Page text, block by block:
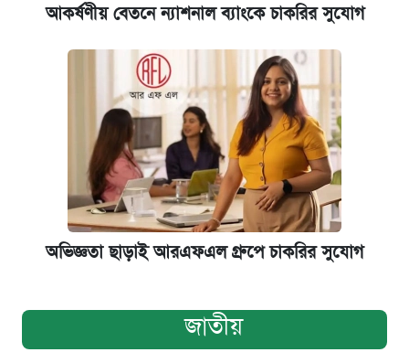
আকর্ষণীয় বেতনে ন্যাশনাল ব্যাংকে চাকরির সুযোগ
অভিজ্ঞতা ছাড়াই আরএফএল গ্রুপে চাকরির সুযোগ
জাতীয়